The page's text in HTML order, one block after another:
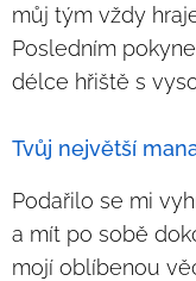
můj tým vždy
Posledním
délce hřiště s
Tvůj největší
Podařilo se mi
a mít po sobě
mojí oblíbenou